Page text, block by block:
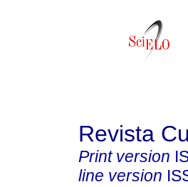
Revista
Print version
line version